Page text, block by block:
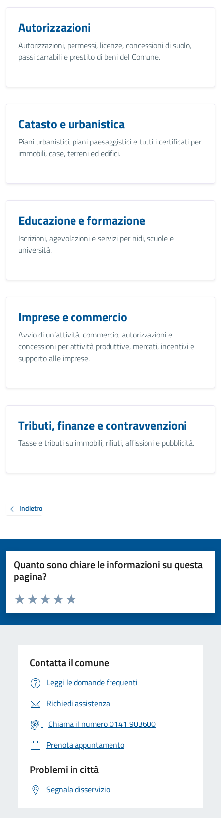
Autorizzazioni
Autorizzazioni, permessi, licenze, concessioni di suolo,
passi carrabili e prestito di beni del Comune.
Catasto e urbanistica
Piani urbanistici, piani paesaggistici e tutti i certificati per
immobili, case, terreni ed edifici.
Educazione e formazione
Iscrizioni, agevolazioni e servizi per nidi, scuole e
università.
Imprese e commercio
Avvio di un’attività, commercio, autorizzazioni e
concessioni per attività produttive, mercati, incentivi e
supporto alle imprese.
Tributi, finanze e contravvenzioni
Tasse e tributi su immobili, rifiuti, affissioni e pubblicità.
Indietro
Quanto sono chiare le informazioni su questa
pagina?
Valuta da 1 a 5 stelle la pagina
Valuta 5 stelle su 5
Valuta 4 stelle su 5
Valuta 3 stelle su 5
Valuta 2 stelle su 5
Valuta 1 stelle su 5
Contatta il comune
Leggi le domande frequenti
Richiedi assistenza
Chiama il numero 0141 903600
Prenota appuntamento
Problemi in città
Segnala disservizio